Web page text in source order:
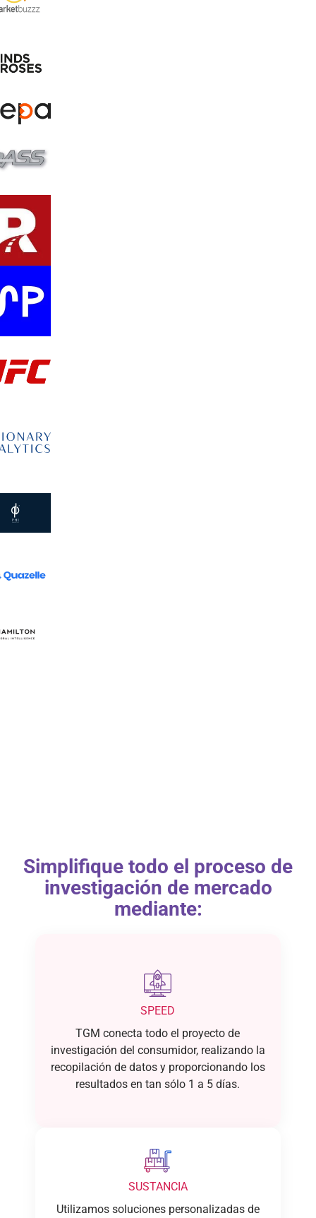
Simplifique todo el proceso de
investigación de mercado
mediante:
SPEED
TGM conecta todo el proyecto de
investigación del consumidor, realizando la
recopilación de datos y proporcionando los
resultados en tan sólo 1 a 5 días.
SUSTANCIA
Utilizamos soluciones personalizadas de